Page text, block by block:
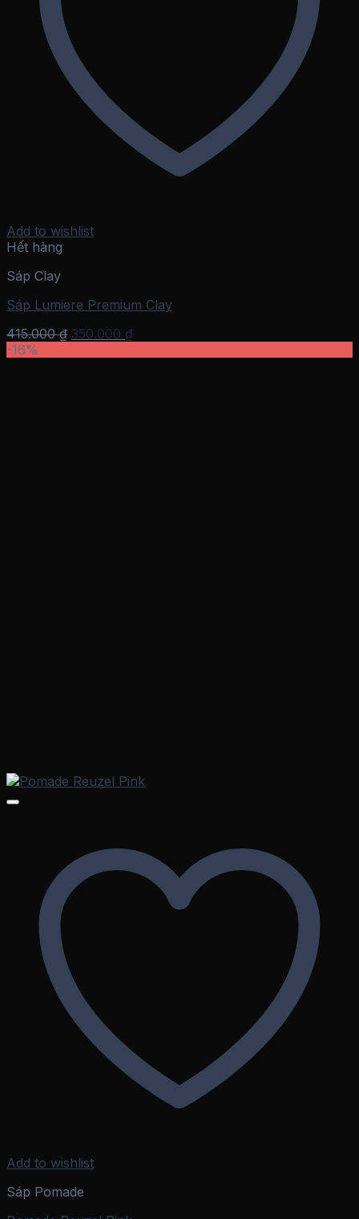
Add to wishlist
Hết hàng
Sáp Clay
Sáp Lumiere Premium Clay
415.000₫ Giá
350.000 ₫Giá
-16%
Add to wishlist
Sáp Pomade